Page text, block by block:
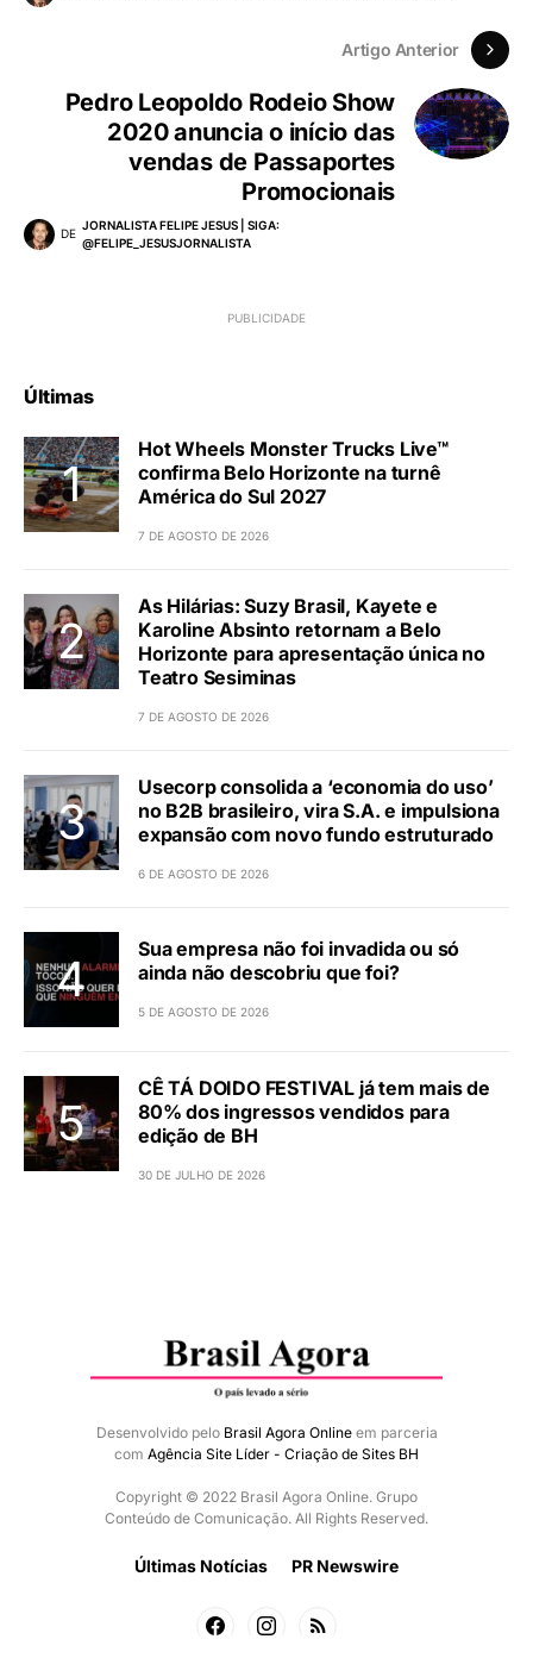
Artigo Anterior
Pedro Leopoldo Rodeio Show
2020 anuncia o início das
vendas de Passaportes
Promocionais
DE
JORNALISTA FELIPE JESUS | SIGA:
@FELIPE_JESUSJORNALISTA
Últimas
Hot Wheels Monster Trucks Live™
confirma Belo Horizonte na turnê
América do Sul 2027
7 DE AGOSTO DE 2026
As Hilárias: Suzy Brasil, Kayete e
Karoline Absinto retornam a Belo
Horizonte para apresentação única no
Teatro Sesiminas
7 DE AGOSTO DE 2026
Usecorp consolida a ‘economia do uso’
no B2B brasileiro, vira S.A. e impulsiona
expansão com novo fundo estruturado
6 DE AGOSTO DE 2026
Sua empresa não foi invadida ou só
ainda não descobriu que foi?
5 DE AGOSTO DE 2026
CÊ TÁ DOIDO FESTIVAL já tem mais de
80% dos ingressos vendidos para
edição de BH
30 DE JULHO DE 2026
Desenvolvido pelo Brasil Agora Onlineem parceria
com Agência Site Líder - Criação de Sites BH
Copyright © 2022 Brasil Agora Online. Grupo
Conteúdo de Comunicação. All Rights Reserved.
Últimas Notícias PR Newswire